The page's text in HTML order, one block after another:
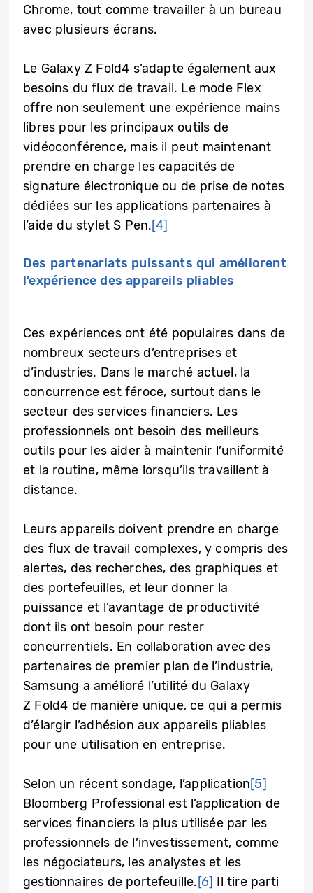
Chrome, tout comme travailler à un bureau
avec plusieurs écrans.
Le Galaxy Z Fold4 s’adapte également aux
besoins du flux de travail. Le mode Flex
offre non seulement une expérience mains
libres pour les principaux outils de
vidéoconférence, mais il peut maintenant
prendre en charge les capacités de
signature électronique ou de prise de notes
dédiées sur les applications partenaires à
l’aide du stylet S Pen.[4]
Des partenariats puissants qui améliorent
l’expérience des appareils pliables
Ces expériences ont été populaires dans de
nombreux secteurs d’entreprises et
d’industries. Dans le marché actuel, la
concurrence est féroce, surtout dans le
secteur des services financiers. Les
professionnels ont besoin des meilleurs
outils pour les aider à maintenir l’uniformité
et la routine, même lorsqu’ils travaillent à
distance.
Leurs appareils doivent prendre en charge
des flux de travail complexes, y compris des
alertes, des recherches, des graphiques et
des portefeuilles, et leur donner la
puissance et l’avantage de productivité
dont ils ont besoin pour rester
concurrentiels. En collaboration avec des
partenaires de premier plan de l’industrie,
Samsung a amélioré l’utilité du Galaxy
Z Fold4 de manière unique, ce qui a permis
d’élargir l’adhésion aux appareils pliables
pour une utilisation en entreprise.
Selon un récent sondage, l’application[5]
Bloomberg Professional est l’application de
services financiers la plus utilisée par les
professionnels de l’investissement, comme
les négociateurs, les analystes et les
gestionnaires de portefeuille.[6] Il tire parti